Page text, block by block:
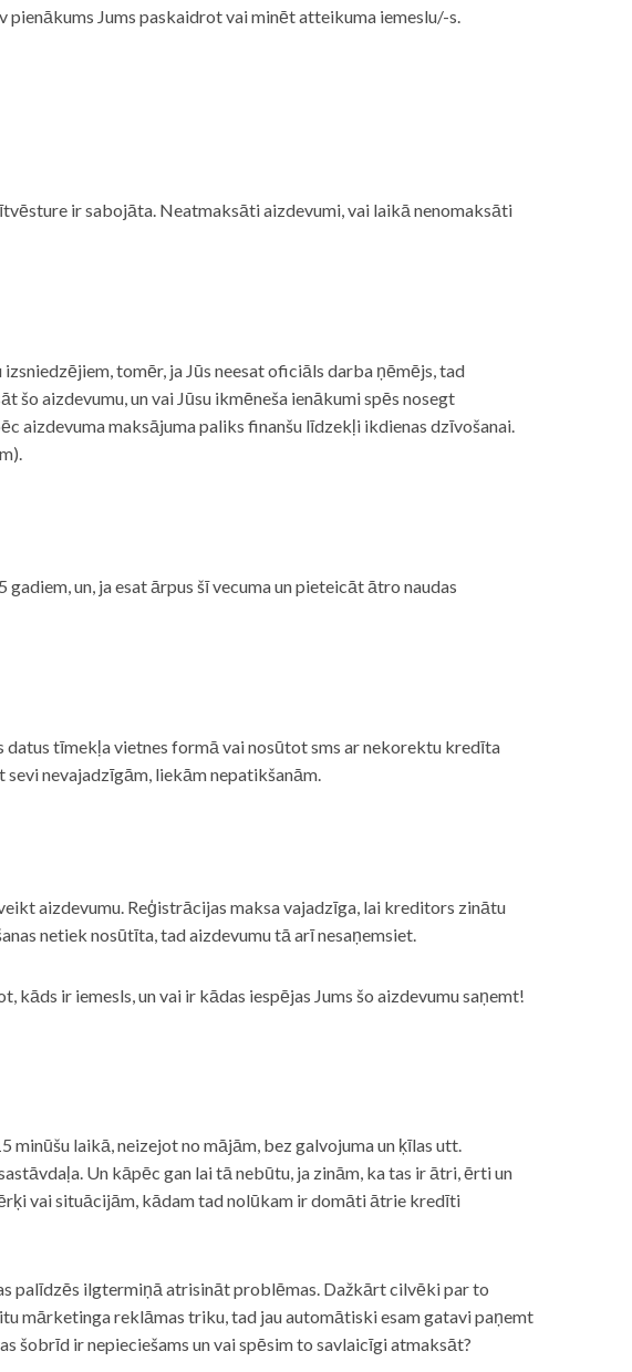
Jums paskaidrot vai minēt atteikuma iemeslu/-s.
ir sabojāta. Neatmaksāti aizdevumi, vai laikā nenomaksāti
tomēr, ja Jūs neesat oficiāls darba ņēmējs, tad
aizdevumu, un vai Jūsu ikmēneša ienākumi spēs nosegt
aizdevuma maksājuma paliks finanšu līdzekļi ikdienas dzīvošanai.
un, ja esat ārpus šī vecuma un pieteicāt ātro naudas
tīmekļa vietnes formā vai nosūtot sms ar nekorektu kredīta
sevi nevajadzīgām, liekām nepatikšanām.
aizdevumu. Reģistrācijas maksa vajadzīga, lai kreditors zinātu
netiek nosūtīta, tad aizdevumu tā arī nesaņemsiet.
kāds ir iemesls, un vai ir kādas iespējas Jums šo aizdevumu saņemt!
minūšu laikā, neizejot no mājām, bez galvojuma un ķīlas utt.
Un kāpēc gan lai tā nebūtu, ja zinām, ka tas ir ātri, ērti un
vai situācijām, kādam tad nolūkam ir domāti ātrie kredīti
palīdzēs ilgtermiņā atrisināt problēmas. Dažkārt cilvēki par to
mārketinga reklāmas triku, tad jau automātiski esam gatavi paņemt
šobrīd ir nepieciešams un vai spēsim to savlaicīgi atmaksāt?